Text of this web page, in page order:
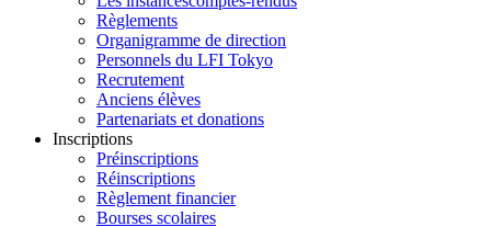
Règlements
Organigramme de direction
Personnels du LFI Tokyo
Recrutement
Anciens élèves
Partenariats et donations
Inscriptions
Préinscriptions
Réinscriptions
Règlement financier
Bourses scolaires